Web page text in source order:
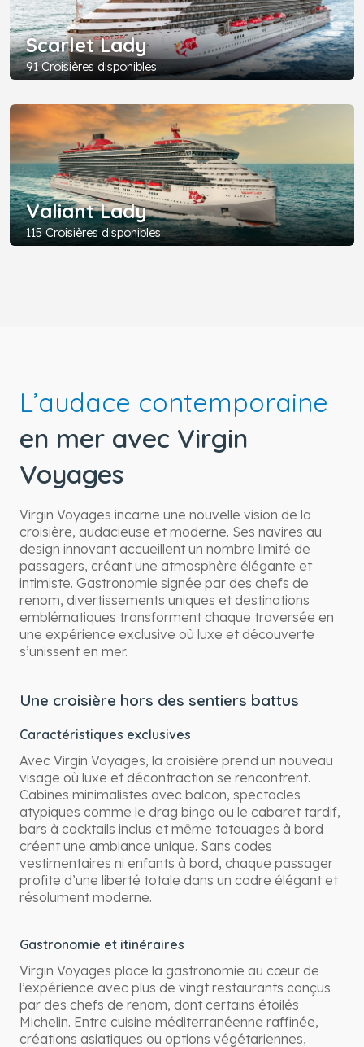
Scarlet Lady
91 Croisières disponibles
Valiant Lady
115 Croisières disponibles
L’audace contemporaine
en mer avec Virgin
Voyages
Virgin Voyages incarne une nouvelle vision de la
croisière, audacieuse et moderne. Ses navires au
design innovant accueillent un nombre limité de
passagers, créant une atmosphère élégante et
intimiste. Gastronomie signée par des chefs de
renom, divertissements uniques et destinations
emblématiques transforment chaque traversée en
une expérience exclusive où luxe et découverte
s’unissent en mer.
Une croisière hors des sentiers battus
Caractéristiques exclusives
Avec Virgin Voyages, la croisière prend un nouveau
visage où luxe et décontraction se rencontrent.
Cabines minimalistes avec balcon, spectacles
atypiques comme le drag bingo ou le cabaret tardif,
bars à cocktails inclus et même tatouages à bord
créent une ambiance unique. Sans codes
vestimentaires ni enfants à bord, chaque passager
profite d’une liberté totale dans un cadre élégant et
résolument moderne.
Gastronomie et itinéraires
Virgin Voyages place la gastronomie au cœur de
l’expérience avec plus de vingt restaurants conçus
par des chefs de renom, dont certains étoilés
Michelin. Entre cuisine méditerranéenne raffinée,
créations asiatiques ou options végétariennes,